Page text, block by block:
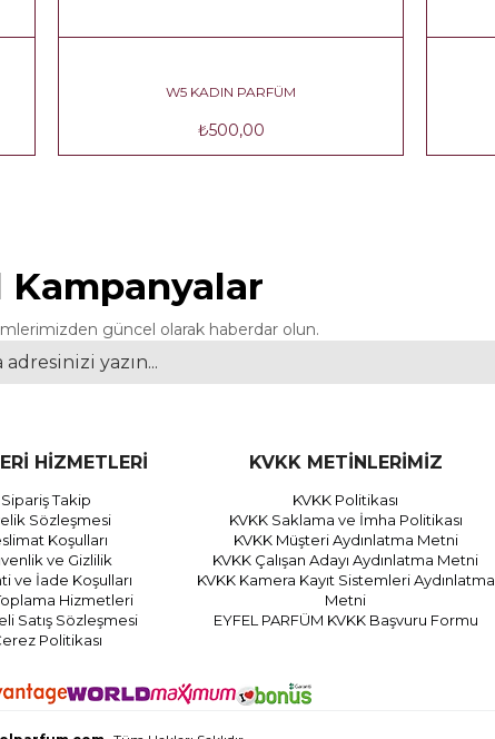
Kampanyalar
güncel olarak haberdar olun.
HİZMETLERİ
Sipariş Takip
Sözleşmesi
Koşulları
ve Gizlilik
ve İade Koşulları
Hizmetleri
Satış Sözleşmesi
Politikası
KVKK METİNLERİMİZ
KVKK Politikası
KVKK Saklama ve İmha Politikası
KVKK Müşteri Aydınlatma Metni
KVKK Çalışan Adayı Aydınlatma Metni
KVKK Kamera Kayıt Sistemleri Aydınlatma
Metni
EYFEL PARFÜM KVKK Başvuru Formu